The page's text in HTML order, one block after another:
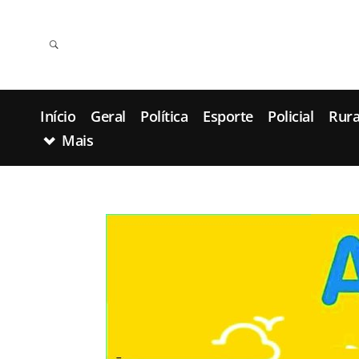
Início Geral Política Esporte Policial
Mais